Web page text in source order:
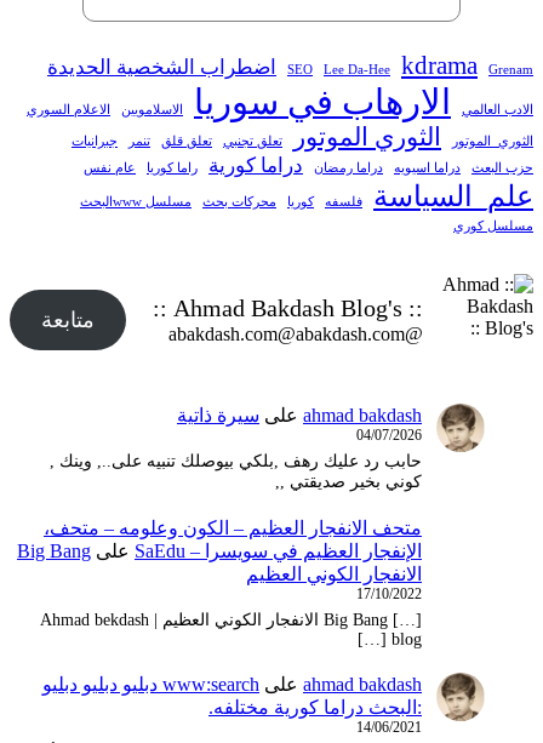
Grenam
kdrama
Lee Da-Hee
SEO اضطراب الشخصية الحديدة
الادب العالمي الارهاب في سوريا الاسلامويين الاعلام السوري
الثوري_الموتور الثوري الموتور تعلق تجنبي تعلق قلق تنمر
جبرانيات
حزب البعث
دراما اسيويه دراما رمضان دراما كورية راما كوريا عام نفس
علم_السياسة فلسفه كوريا محركات بحث
مسلسل wwwالبحث
مسلسل كوري
:: Ahmad Bakdash Blog's ::
@abakdash.com@abakdash.com
متابعة
ahmad bakdash على سيرة ذاتية
04/07/2026
حابب رد عليك رهف ,بلكي بيوصلك تنبيه على.., وينك ,
كوني بخير صديقتي ,,
متحف الانفجار العظيم – ‫الكون وعلومه – متحف،
الإنفجار العظيم في سويسرا – SaEdu
على Big Bang
الانفجار الكوني العظيم
17/10/2022
[…] Big Bang الانفجار الكوني العظيم | Ahmad bekdash
blog […]
ahmad bakdash على
www:search دبليو دبليو دبليو
:البحث دراما كورية مختلفه.
14/06/2021